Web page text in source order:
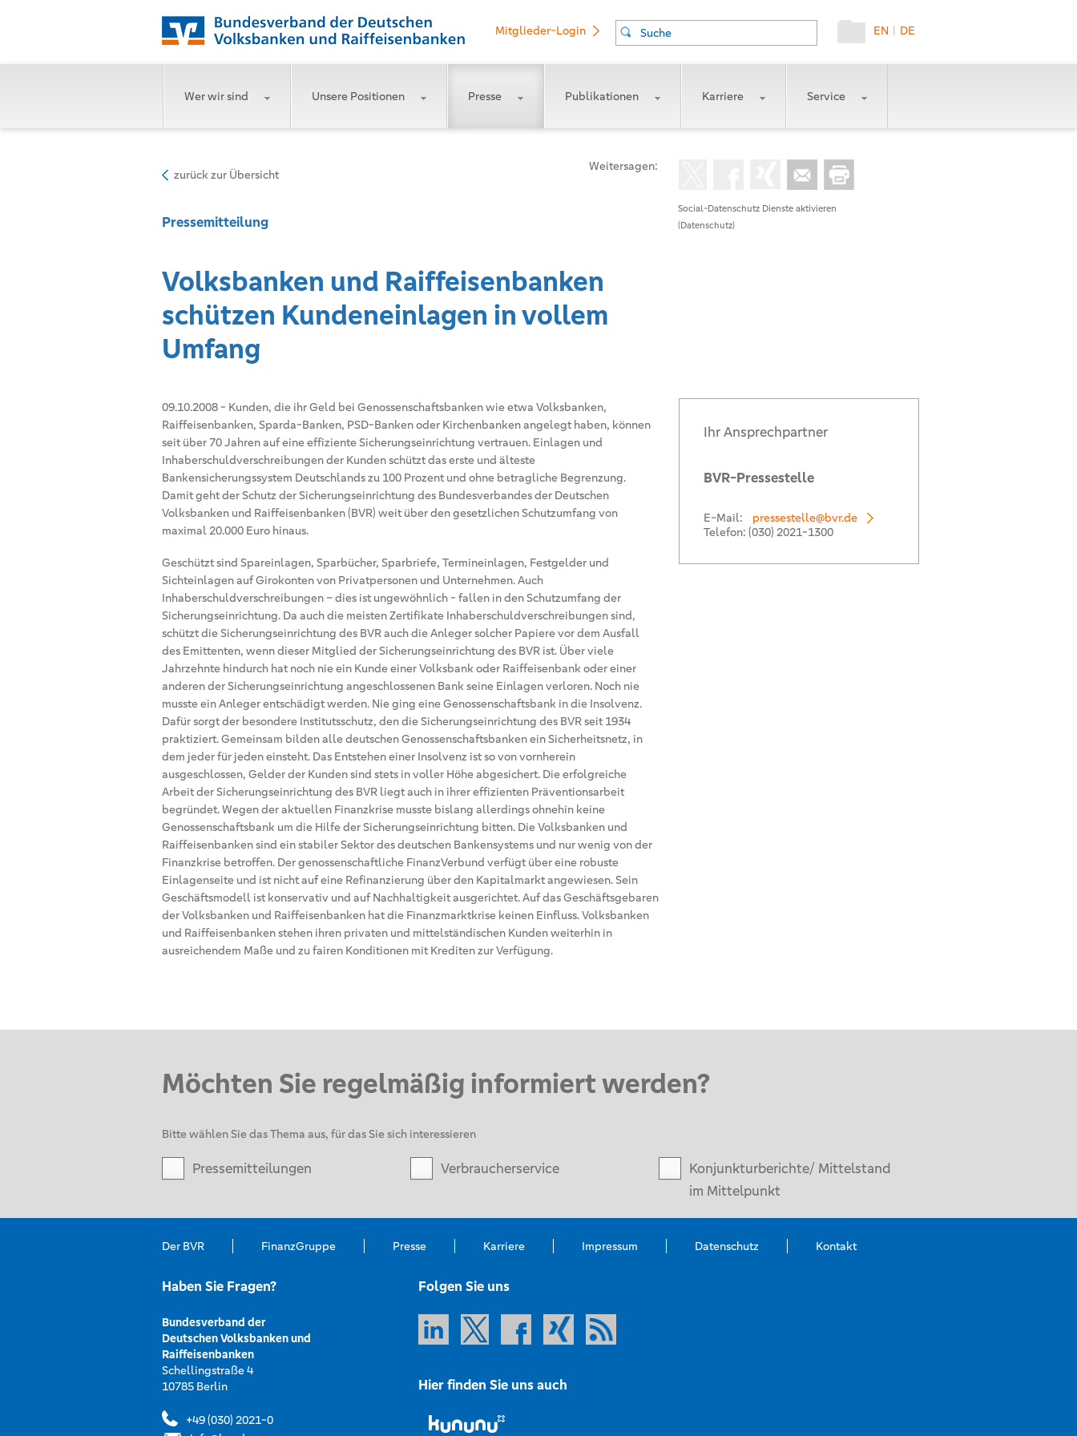
DE
|
EN
Suche
Mitglieder-Login
Wer wir sind Unsere Positionen Presse Publikationen Karriere Service
Social-Datenschutz Dienste aktivieren
(Datenschutz)
Weitersagen:
zurück zur Übersicht
Pressemitteilung
Volksbanken und Raiffeisenbanken
schützen Kundeneinlagen in vollem
Umfang
09.10.2008 - Kunden, die ihr Geld bei Genossenschaftsbanken wie etwa Volksbanken,
Raiffeisenbanken, Sparda-Banken, PSD-Banken oder Kirchenbanken angelegt haben, können
seit über 70 Jahren auf eine effiziente Sicherungseinrichtung vertrauen. Einlagen und
Inhaberschuldverschreibungen der Kunden schützt das erste und älteste
Bankensicherungssystem Deutschlands zu 100 Prozent und ohne betragliche Begrenzung.
Damit geht der Schutz der Sicherungseinrichtung des Bundesverbandes der Deutschen
Volksbanken und Raiffeisenbanken (BVR) weit über den gesetzlichen Schutzumfang von
maximal 20.000 Euro hinaus.
Geschützt sind Spareinlagen, Sparbücher, Sparbriefe, Termineinlagen, Festgelder und
Sichteinlagen auf Girokonten von Privatpersonen und Unternehmen. Auch
Inhaberschuldverschreibungen – dies ist ungewöhnlich - fallen in den Schutzumfang der
Sicherungseinrichtung. Da auch die meisten Zertifikate Inhaberschuldverschreibungen sind,
schützt die Sicherungseinrichtung des BVR auch die Anleger solcher Papiere vor dem Ausfall
des Emittenten, wenn dieser Mitglied der Sicherungseinrichtung des BVR ist. Über viele
Jahrzehnte hindurch hat noch nie ein Kunde einer Volksbank oder Raiffeisenbank oder einer
anderen der Sicherungseinrichtung angeschlossenen Bank seine Einlagen verloren. Noch nie
musste ein Anleger entschädigt werden. Nie ging eine Genossenschaftsbank in die Insolvenz.
Dafür sorgt der besondere Institutsschutz, den die Sicherungseinrichtung des BVR seit 1934
praktiziert. Gemeinsam bilden alle deutschen Genossenschaftsbanken ein Sicherheitsnetz, in
dem jeder für jeden einsteht. Das Entstehen einer Insolvenz ist so von vornherein
ausgeschlossen, Gelder der Kunden sind stets in voller Höhe abgesichert. Die erfolgreiche
Arbeit der Sicherungseinrichtung des BVR liegt auch in ihrer effizienten Präventionsarbeit
begründet. Wegen der aktuellen Finanzkrise musste bislang allerdings ohnehin keine
Genossenschaftsbank um die Hilfe der Sicherungseinrichtung bitten. Die Volksbanken und
Raiffeisenbanken sind ein stabiler Sektor des deutschen Bankensystems und nur wenig von der
Finanzkrise betroffen. Der genossenschaftliche FinanzVerbund verfügt über eine robuste
Einlagenseite und ist nicht auf eine Refinanzierung über den Kapitalmarkt angewiesen. Sein
Geschäftsmodell ist konservativ und auf Nachhaltigkeit ausgerichtet. Auf das Geschäftsgebaren
der Volksbanken und Raiffeisenbanken hat die Finanzmarktkrise keinen Einfluss. Volksbanken
und Raiffeisenbanken stehen ihren privaten und mittelständischen Kunden weiterhin in
ausreichendem Maße und zu fairen Konditionen mit Krediten zur Verfügung.
Ihr Ansprechpartner
BVR-Pressestelle
E-Mail:
pressestelle@bvr.de
Telefon: (030) 2021-1300
Möchten Sie regelmäßig informiert werden?
Bitte wählen Sie das Thema aus, für das Sie sich interessieren
Pressemitteilungen Verbraucherservice
Konjunkturberichte/ Mittelstand
im Mittelpunkt
Der BVR FinanzGruppe Presse Karriere Impressum Datenschutz Kontakt
Haben Sie Fragen?
Bundesverband der
Deutschen Volksbanken und
Raiffeisenbanken
Schellingstraße 4
10785 Berlin
+49 (030) 2021-0
Folgen Sie uns
Hier finden Sie uns auch